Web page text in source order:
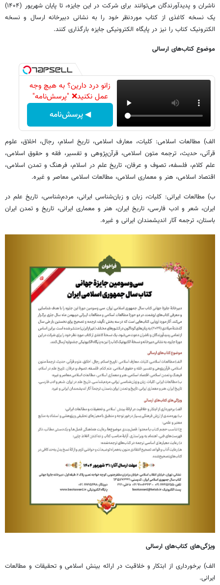
ناشران و پدیدآورندگان می‌توانند برای شرکت در این جایزه، تا پایان شهریور (۱۴۰۴)
یک نسخه کاغذی از کتاب موردنظر خود را به نشانی دبیرخانه ارسال و نسخه
الکترونیک کتاب را نیز در پایگاه الکترونیکی جایزه بارگذاری کنند.
موضوع کتاب‌های ارسالی
زانو درد دارین؟ به هیچ وجه
عمل نکنید❌ "پرسش‌نامه"
◀ پرسش‌نامه
الف) مطالعات اسلامی: کلیات، معارف اسلامی، تاریخ اسلام، رجال، اخلاق، علوم
قرآنی، حدیث، ترجمه متون اسلامی، قرآن‌پژوهی و تفسیر، فقه و حقوق اسلامی،
علم کلام، فلسفه، تصوف و عرفان، تاریخ علم در اسلام، فرهنگ و تمدن اسلامی،
اقتصاد اسلامی، هنر و معماری اسلامی، مطالعات اسلامی معاصر و غیره.
ب) مطالعات ایرانی: کلیات، زبان و زبان‌شناسی ایرانی، مردم‌شناسی، تاریخ علم در
ایران، شعر و ادب فارسی، تاریخ ایران، هنر و معماری ایرانی، تاریخ و تمدن ایران
باستان، ترجمه آثار اندیشمندان ایرانی و غیره.
ویژگی‌های ‌کتاب‌های ارسالی
الف) برخورداری از ابتکار و خلاقیت در ارائه بینش اسلامی و تحقیقات و مطالعات
ایرانی.